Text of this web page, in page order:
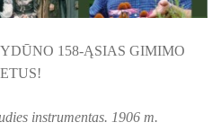
SKŪNĖ". Pavasario keramikos
SKŪNĖ". Keramikos dirbtuvėse-
158-ĄSIAS GIMIMO
instrumentas. 1906 m.